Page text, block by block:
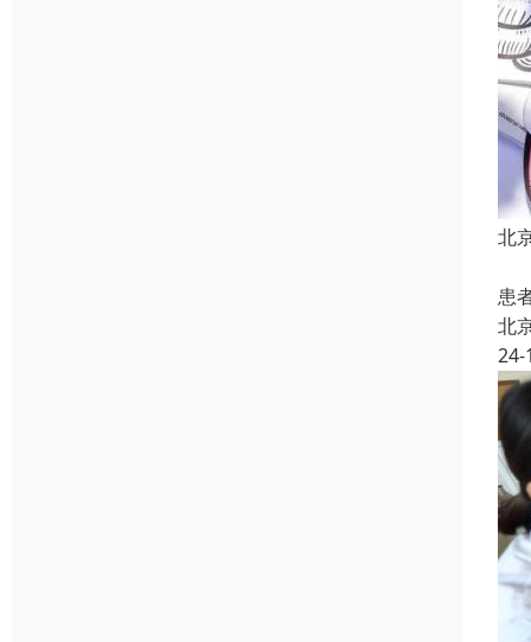
北
患
北
24-